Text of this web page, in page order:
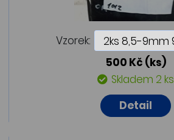
Vzorek:
500 Kč (ks)
Skladem 2 ks
Detail